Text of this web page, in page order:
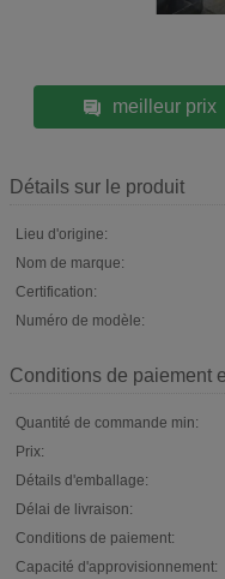
meilleur prix
Détails sur le produit
Lieu d'origine:
Nom de marque:
Certification:
Numéro de modèle:
Conditions de paiement
Quantité de commande min:
Prix:
Détails d'emballage:
Délai de livraison:
Conditions de paiement:
Capacité d'approvisionnement: